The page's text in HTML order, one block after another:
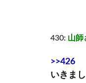
430: 山師
>>426
いきま